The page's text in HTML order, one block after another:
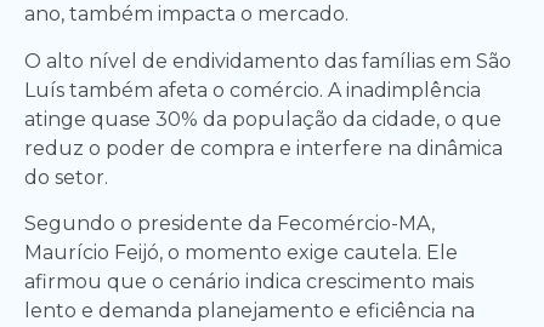
ano, também impacta o mercado.
O alto nível de endividamento das famílias em São
Luís também afeta o comércio. A inadimplência
atinge quase 30% da população da cidade, o que
reduz o poder de compra e interfere na dinâmica
do setor.
Segundo o presidente da Fecomércio-MA,
Maurício Feijó, o momento exige cautela. Ele
afirmou que o cenário indica crescimento mais
lento e demanda planejamento e eficiência na